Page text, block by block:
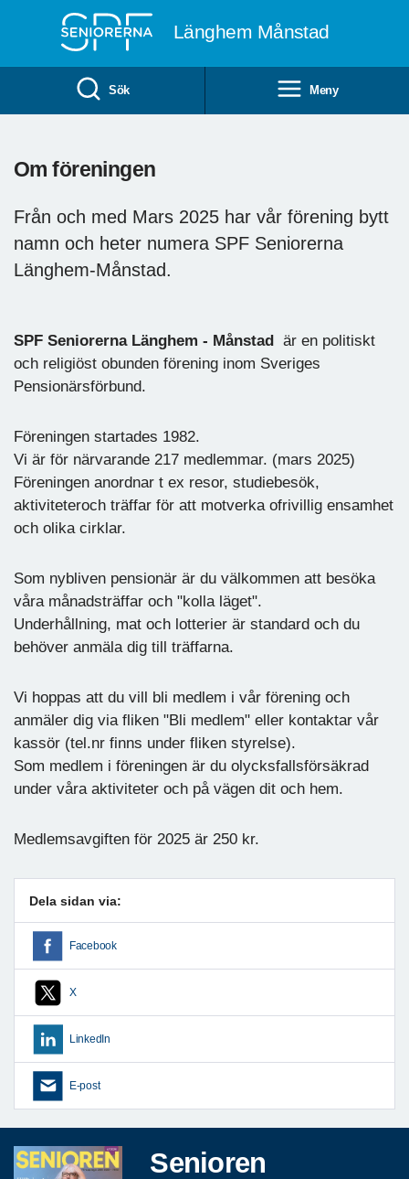
Länghem Månstad
Sök Meny
Om föreningen
Från och med Mars 2025 har vår förening bytt
namn och heter numera SPF Seniorerna
Länghem-Månstad.
SPF Seniorerna Länghem - Månstad är en politiskt
och religiöst obunden förening inom Sveriges
Pensionärsförbund.
Föreningen startades 1982.
Vi är för närvarande 217 medlemmar. (mars 2025)
Föreningen anordnar t ex resor, studiebesök,
aktiviteteroch träffar för att motverka ofrivillig ensamhet
och olika cirklar.
Som nybliven pensionär är du välkommen att besöka
våra månadsträffar och "kolla läget".
Underhållning, mat och lotterier är standard och du
behöver anmäla dig till träffarna.
Vi hoppas att du vill bli medlem i vår förening och
anmäler dig via fliken "Bli medlem" eller kontaktar vår
kassör (tel.nr finns under fliken styrelse).
Som medlem i föreningen är du olycksfallsförsäkrad
under våra aktiviteter och på vägen dit och hem.
Medlemsavgiften för 2025 är 250 kr.
Dela sidan via:
Facebook
X
LinkedIn
E-post
Senioren